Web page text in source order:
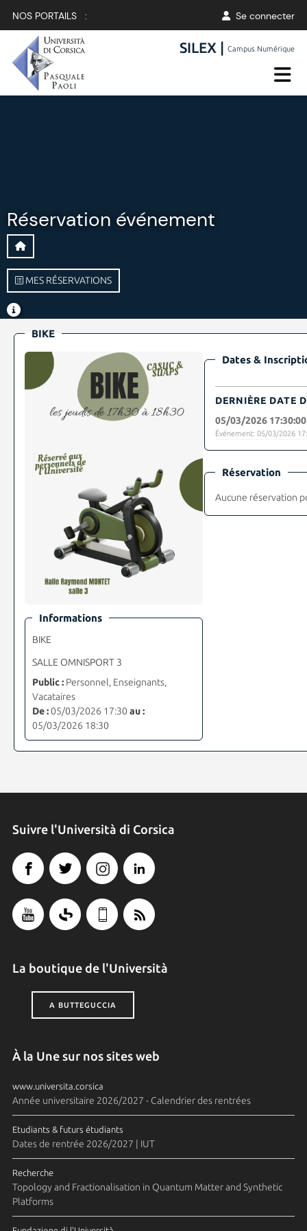
NOS PORTAILS : Se connecter
SILEX |Campus Numérique
Réservation événement
MES RÉSERVATIONS
BIKE
Informations
BIKE
SALLE OMNISPORT 3
Public :Personnel, Enseignants,
Vacataires
De :05/03/2026 17:30 au :
05/03/2026 18:30
Dates &
DERNIÈRE DATE
05/03/2026 17:30:00
Événement: 05/03/2026
Réservation
Aucune réservation
Suivre l'Università di Corsica
La boutique de l'Università
A BUTTEGUCCIA
À la Une sur nos sites web
www.universita.corsica
Année universitaire 2026/2027 - Calendrier des rentrées
Etudiants & futurs étudiants
Dates de rentrée 2026/2027 | IUT
Recherche
Topology and Fractionalisation in Quantum Matter and Synthetic
Platforms